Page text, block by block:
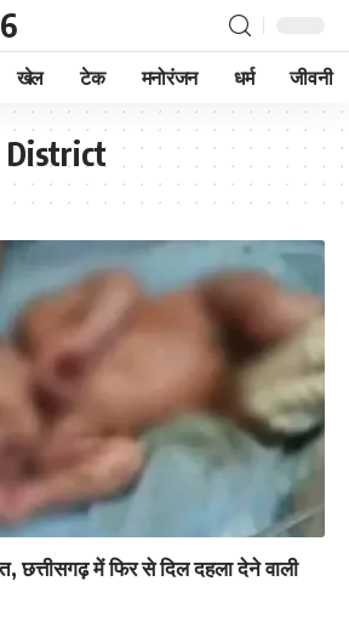
खेल टेक मनोरंजन धर्म जीवनी
District
छत्तीसगढ़ में फिर से दिल दहला देने वाली